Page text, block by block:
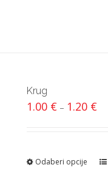
Krug
1.00 € – 1.20 €
Odaberi opcije